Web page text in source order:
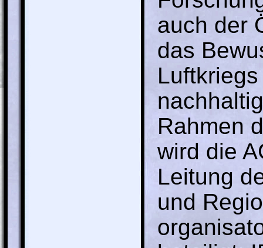
auch der
das
Rahmen
wird die
Leitung
und